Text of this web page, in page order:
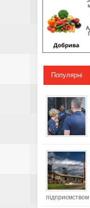
Популярні
підприємством